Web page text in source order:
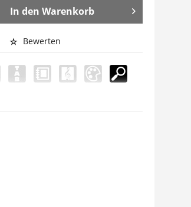
In den Warenkorb
Bewerten